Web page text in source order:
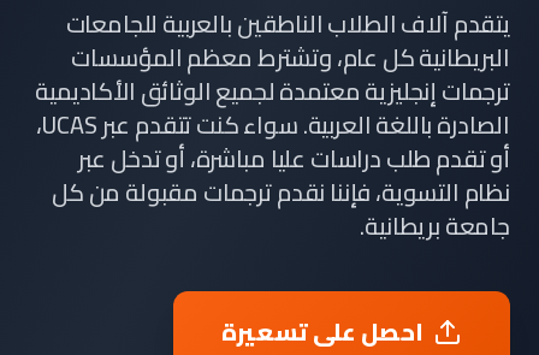
يتقدم آلاف الطلاب الناطقين بالعربية للجامعات
البريطانية كل عام، وتشترط معظم المؤسسات
ترجمات إنجليزية معتمدة لجميع الوثائق الأكاديمية
الصادرة باللغة العربية. سواء كنت تتقدم عبر UCAS،
أو تقدم طلب دراسات عليا مباشرة، أو تدخل عبر
نظام التسوية، فإننا نقدم ترجمات مقبولة من كل
جامعة بريطانية.
احصل على تسعيرة